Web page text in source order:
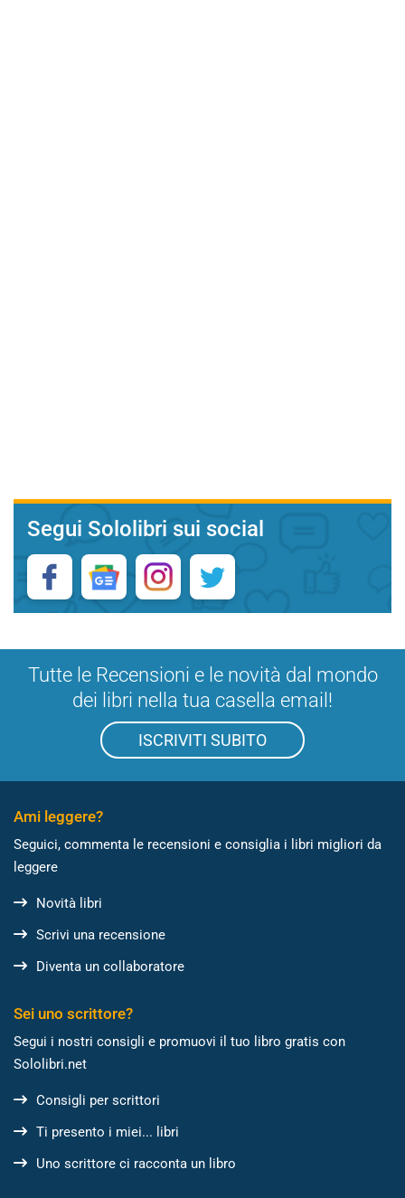
Segui Sololibri sui social
Tutte le Recensioni e le novità dal mondo
dei libri nella tua casella email!
ISCRIVITI SUBITO
Ami leggere?
Seguici, commenta le recensioni e consiglia i libri migliori da
leggere
Novità libri
Scrivi una recensione
Diventa un collaboratore
Sei uno scrittore?
Segui i nostri consigli e promuovi il tuo libro gratis con
Sololibri.net
Consigli per scrittori
Ti presento i miei... libri
Uno scrittore ci racconta un libro